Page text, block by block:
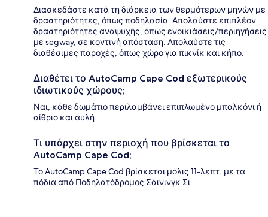
Διασκεδάστε κατά τη διάρκεια των θερμότερων μηνών με
δραστηριότητες, όπως ποδηλασία. Απολαύστε επιπλέον
δραστηριότητες αναψυχής, όπως ενοικιάσεις/περιηγήσεις
με segway, σε κοντινή απόσταση. Απολαύστε τις
διαθέσιμες παροχές, όπως χώρο για πικνίκ και κήπο.
Διαθέτει το AutoCamp Cape Cod εξωτερικούς
ιδιωτικούς χώρους;
Ναι, κάθε δωμάτιο περιλαμβάνει επιπλωμένο μπαλκόνι ή
αίθριο και αυλή.
Τι υπάρχει στην περιοχή που βρίσκεται το
AutoCamp Cape Cod;
Το AutoCamp Cape Cod βρίσκεται μόλις 11-λεπτ. με τα
πόδια από Ποδηλατόδρομος Σάινινγκ Σι.